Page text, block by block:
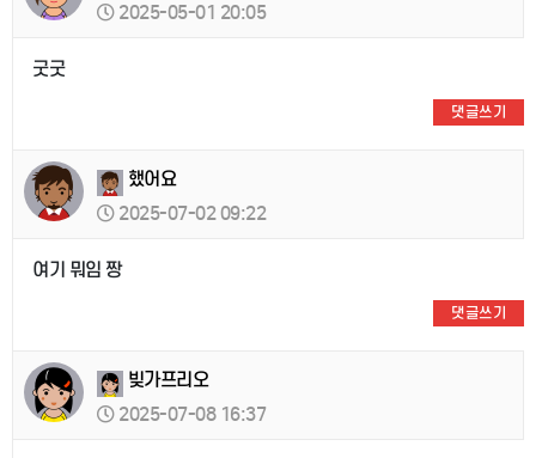
2025-05-01 20:05
굿굿
댓글쓰기
했어요
2025-07-02 09:22
여기 뭐임 짱
댓글쓰기
빚가프리오
2025-07-08 16:37